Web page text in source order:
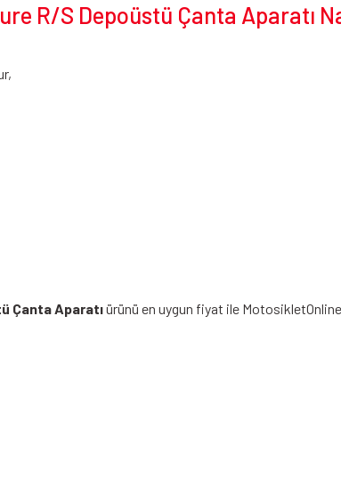
R/S Depoüstü Çanta Aparatı
Çanta Aparatıürünü en uygun fiyat ile